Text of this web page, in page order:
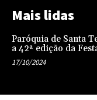
Mais lidas
Paróquia de Santa
a 42ª edição da
17/10/2024